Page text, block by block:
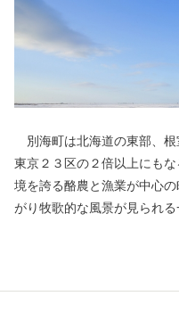
別海町は北海道の東部、根
東京２３区の２倍以上にも
境を誇る酪農と漁業が中心の町です。 北海道ら
がり牧歌的な風景が見られ
や、南部には「風蓮湖」が